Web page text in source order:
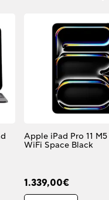
Apple iPad Pro 11 M5 256GB
WiFi Space Black
1.339,00€